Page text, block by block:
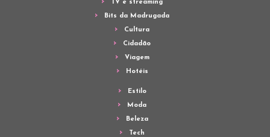
TV e streaming
Bits da Madrugada
Cultura
Cidadão
Viagem
Hotéis
Estilo
Moda
Beleza
Tech